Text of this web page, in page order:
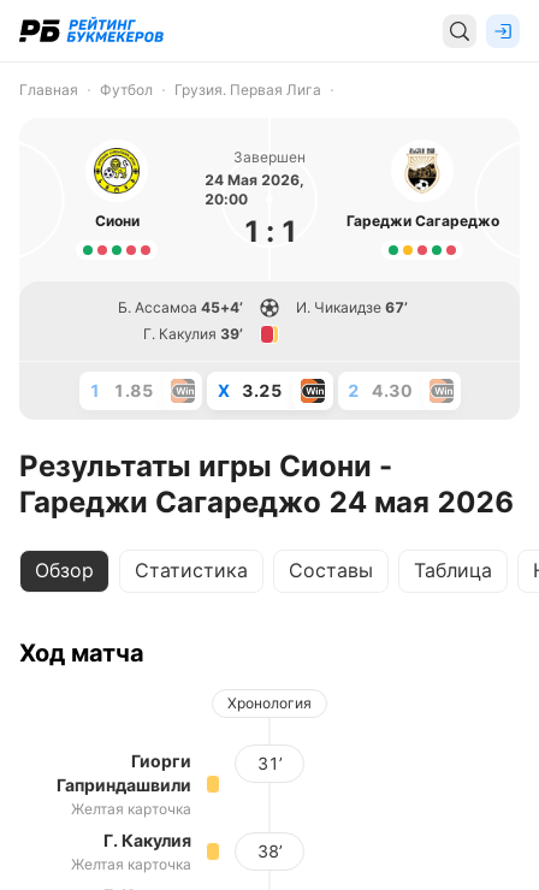
Главная Футбол Грузия. Первая Лига
Сиони
Завершен
24 Мая 2026,
20:00
1 : 1 Гареджи Сагареджо
Б. Ассамоа 45+4’ И. Чикаидзе 67’
Г. Какулия 39’
1 1.85 X 3.25 2 4.30
Результаты игры Сиони -
Гареджи Сагареджо 24 мая 2026
Обзор Статистика Составы Таблица
Ход матча
Хронология
Гиорги
Гаприндашвили
Желтая карточка
31’
Г. Какулия
Желтая карточка
38’